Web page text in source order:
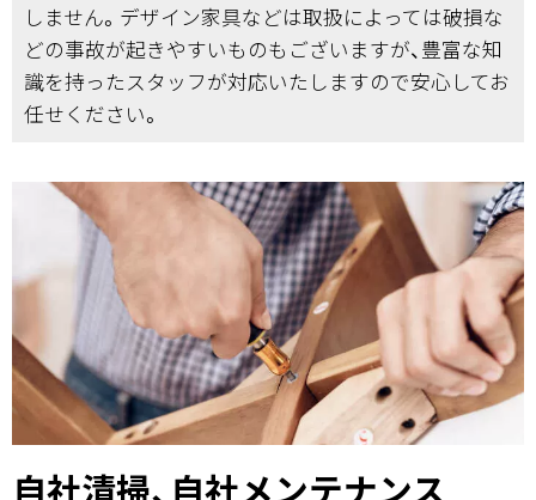
しません。デザイン家具などは取扱によっては破損な
どの事故が起きやすいものもございますが、豊富な知
識を持ったスタッフが対応いたしますので安心してお
任せください。
自社清掃、自社メンテナンス